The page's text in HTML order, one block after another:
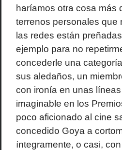
haríamos otra cosa más
terrenos personales que
las redes están
ejemplo para no
concederle una
sus aledaños, un
con ironía en unas
imaginable en los
poco aficionado al cine
concedido Goya a
íntegramente, o casi,